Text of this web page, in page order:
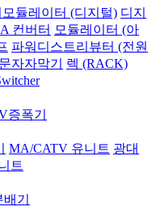
듈레이터 (디지털) 디지
컨버터 모듈레이터 (아
파워디스트리뷰터 (전원
문자자막기
렉 (RACK)
증폭기
MA/CATV 유니트 광대
트
기